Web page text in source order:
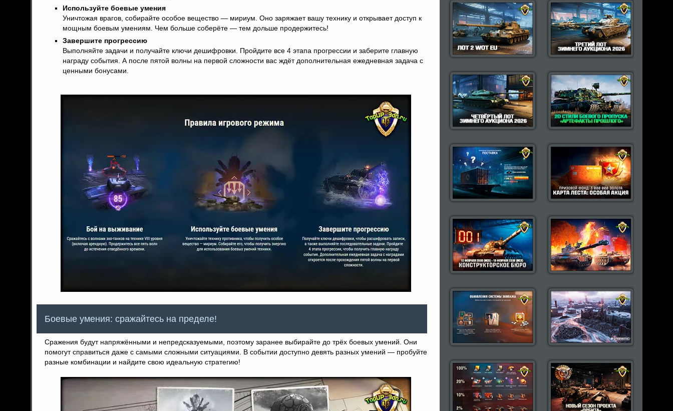
Используйте боевые умения
Уничтожая врагов, собирайте особое вещество — мириум. Оно заряжает вашу технику и открывает доступ к
мощным боевым умениям. Чем больше соберёте — тем дольше продержитесь!
Завершите прогрессию
Выполняйте задачи и получайте ключи дешифровки. Пройдите все 4 этапа прогрессии и заберите главную
награду события. А после пятой волны на первой сложности вас ждёт дополнительная ежедневная задача с
ценными бонусами.
Боевые умения: сражайтесь на пределе!
Сражения будут напряжёнными и непредсказуемыми, поэтому заранее выбирайте до трёх боевых умений. Они
помогут справиться даже с самыми сложными ситуациями. В событии доступно девять разных умений — пробуйте
разные комбинации и найдите свою идеальную стратегию!